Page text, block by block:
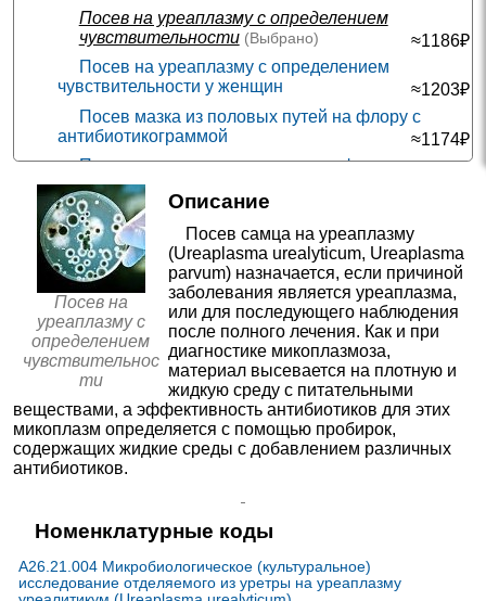
800₽ Запись
Клиника Семейная на Героев Панфиловцев
Москва; ул. Героев Панфиловцев, д. 1; м. Сходненская
+7(499..показать
800₽ Запись
Униклиник на Крылова
Новосибирск; ул. Крылова, д. 38; м. Маршала Покрышкина
+7(383..показать
870₽ Запись
МЦ Звезда на Чистопольской
Казань; ул. Чистопольская, д. 38; м. Козья слобода
+7(843..показать
880₽ Запись
Клиника Пасман на Блюхера
Новосибирск; ул. Блюхера, д. 71/1; м. Студенческая
..показать
970₽ Запись
Клиника Пасман на Карамзина
Новосибирск; ул. Карамзина, д. 92; м. Маршала Покрышкина
+7(383..показать
Запись
Земская Больница на Готвальда
+7(343..показать
1020₽ Запись
Посев на уреаплазму с определением
чувствительности (Выбрано)
≈1186₽
Посев на уреаплазму с определением
чувствительности у женщин
≈1203₽
Посев мазка из половых путей на флору с
антибиотикограммой
≈1174₽
Посев мазка из уретры на микрофлору
Посев на кандиды с определением
чувствительности
Посев на кандиды с определением
чувствительности у женщин
≈1033₽
Посев на флору с антибиотикограммой у
женщин
≈1385₽
Посев на гонококки с определением
чувствительности
≈3783₽
Посев на микоплазму с определением
чувствительности
≈1199₽
Посев на микоплазму с определением
чувствительности у женщин
Исследование на биоценоз влагалища и
определение чувствительности к антимикробным
и антигрибковым препаратам
Посев на
уреаплазму с
определением
чувствительнос
ти
Описание
Посев самца на уреаплазму
(Ureaplasma urealyticum, Ureaplasma
parvum) назначается, если причиной
заболевания является уреаплазма,
или для последующего наблюдения
после полного лечения. Как и при
диагностике микоплазмоза,
материал высевается на плотную и
жидкую среду с питательными
веществами, а эффективность антибиотиков для этих
микоплазм определяется с помощью пробирок,
содержащих жидкие среды с добавлением различных
антибиотиков.
Номенклатурные коды
A26.21.004 Микробиологическое (культуральное)
исследование отделяемого из уретры на уреаплазму